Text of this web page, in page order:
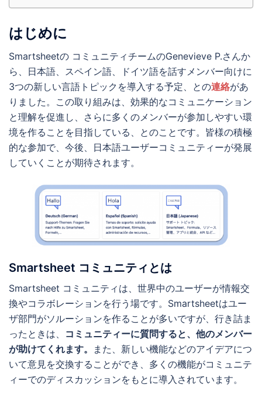
はじめに
Smartsheetの コミュニティチームのGenevieve P.さんか
ら、日本語、スペイン語、ドイツ語を話すメンバー向けに
3つの新しい言語トピックを導入する予定、との連絡があ
りました。この取り組みは、効果的なコミュニケーション
と理解を促進し、さらに多くのメンバーが参加しやすい環
境を作ることを目指している、とのことです。皆様の積極
的な参加で、今後、日本語ユーザーコミュニティーが発展
していくことが期待されます。
Smartsheet コミュニティとは
Smartsheet コミュニティは、世界中のユーザーが情報交
換やコラボレーションを行う場です。Smartsheetはユー
ザ部門がソルーションを作ることが多いですが、行き詰ま
ったときは、 コミュニティーに質問すると、他のメンバー
が助けてくれます。
また、新しい機能などのアイデアにつ
いて意見を交換することができ、多くの機能がコミュニテ
ィーでのディスカッションをもとに導入されています。